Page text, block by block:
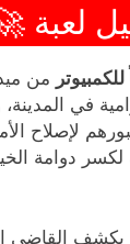
لعبة
من
في
لإصلاح
دوامة
يكشف القاضي